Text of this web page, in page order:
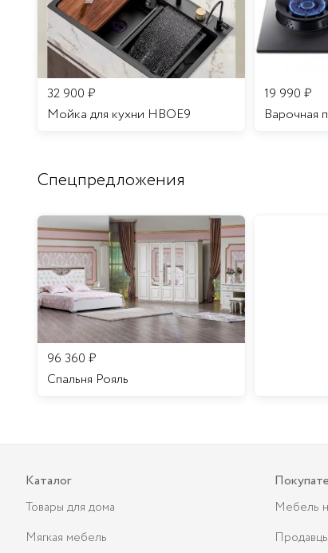
32 900 ₽
Мойка для кухни HBOE9
19 990 ₽
Варочная
Спецпредложения
96 360 ₽
Спальня Рояль
Каталог
Товары для дома
Мягкая мебель
Мебель
Продавцы